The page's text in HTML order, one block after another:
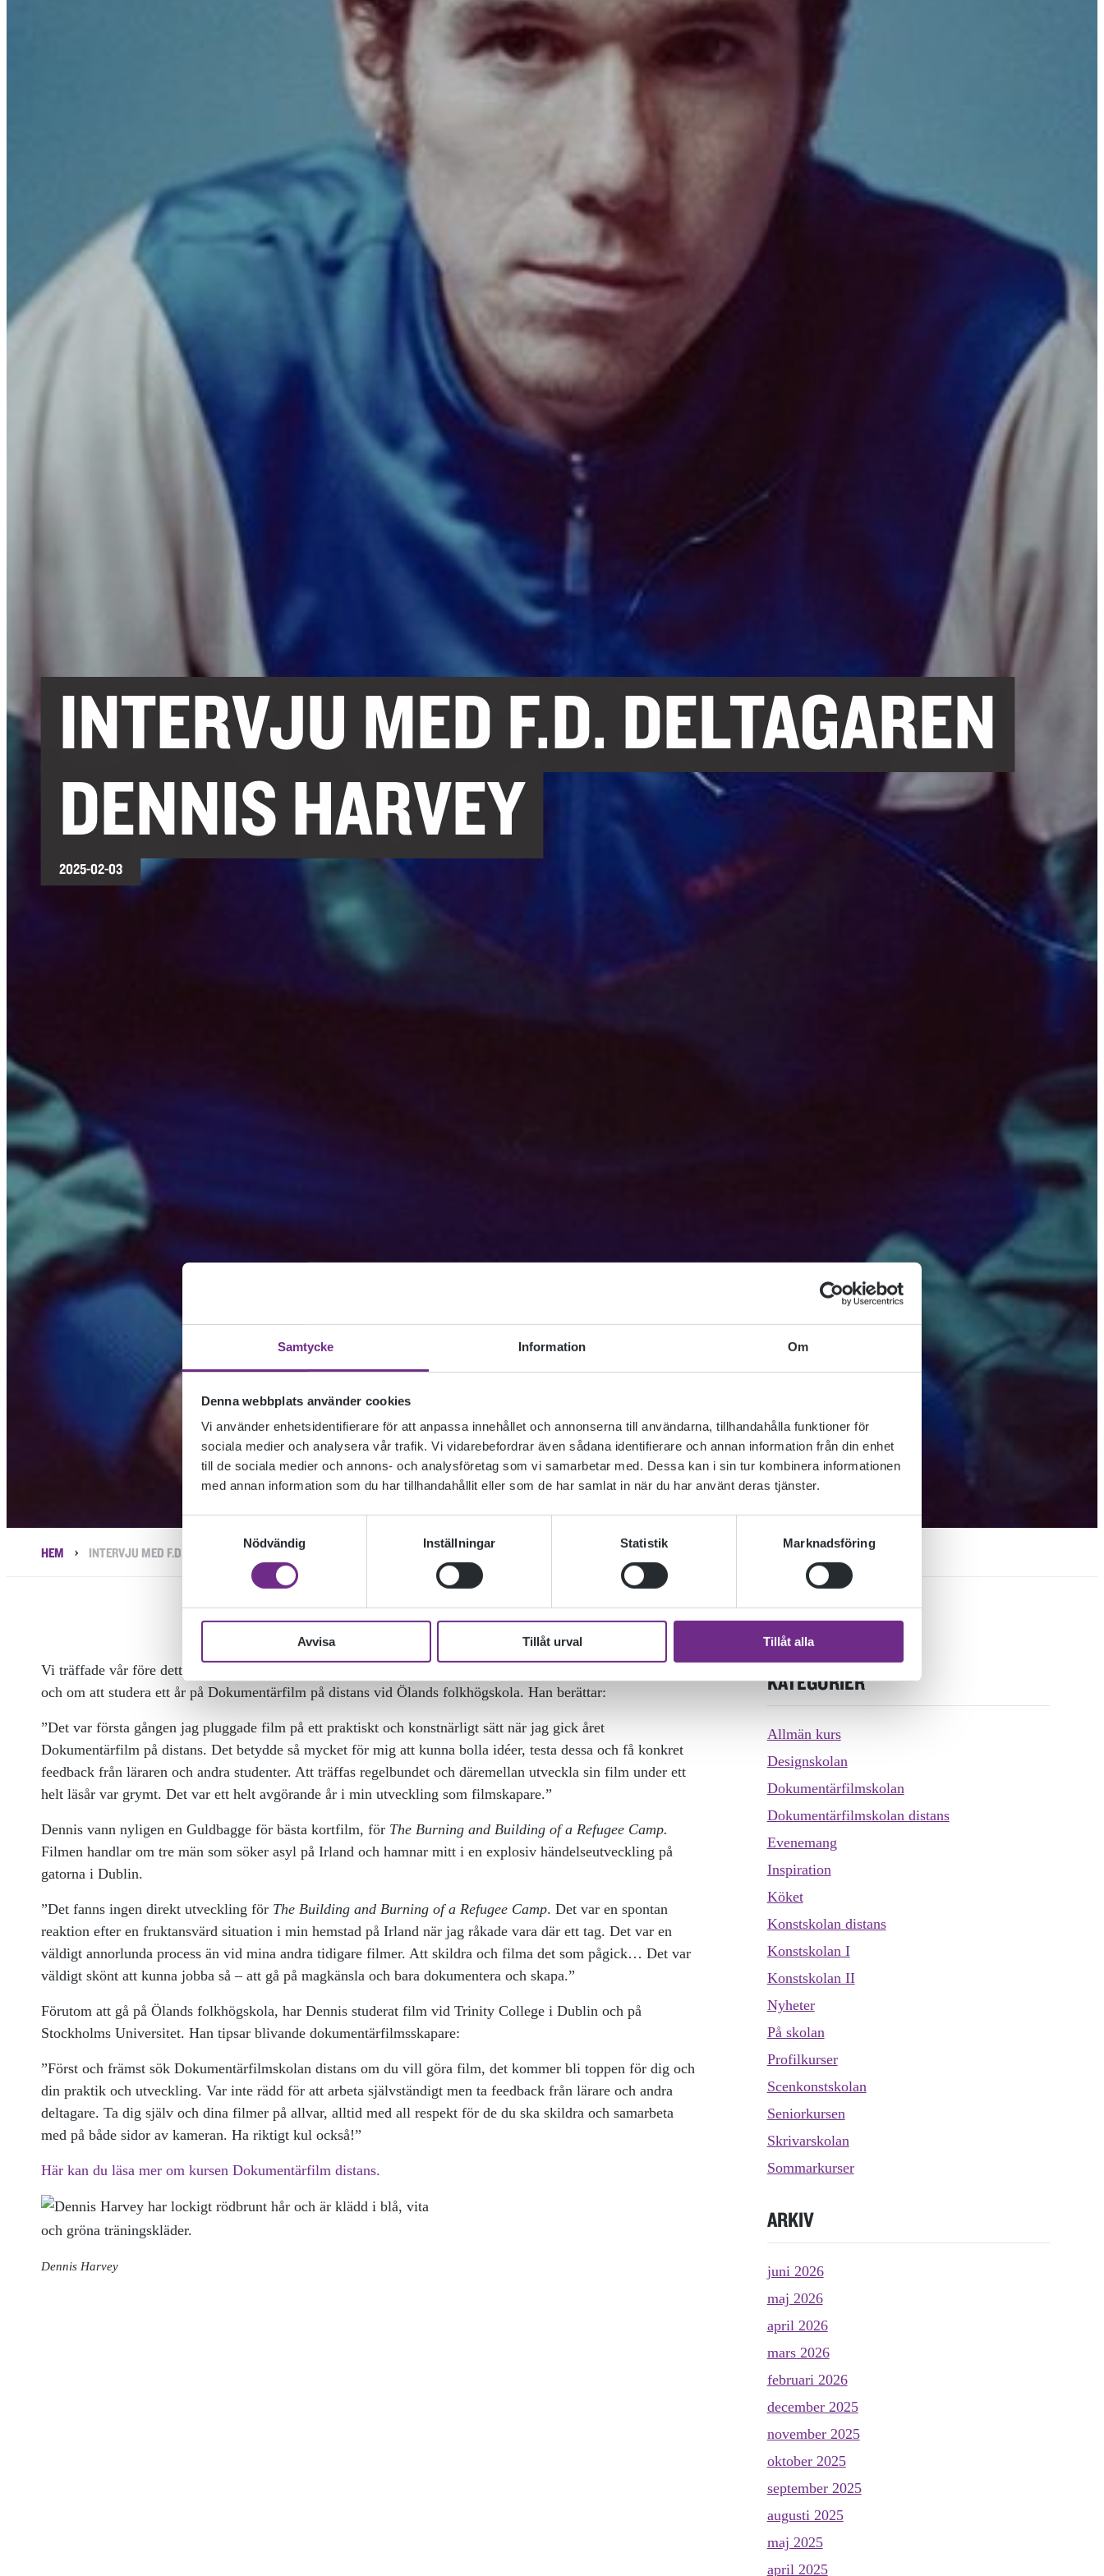
Samtycke Information Om
Denna webbplats använder cookies
Vi använder enhetsidentifierare för att anpassa innehållet och annonserna till användarna, tillhandahålla funktioner för
sociala medier och analysera vår trafik. Vi vidarebefordrar även sådana identifierare och annan information från din enhet
till de sociala medier och annons- och analysföretag som vi samarbetar med. Dessa kan i sin tur kombinera informationen
med annan information som du har tillhandahållit eller som de har samlat in när du har använt deras tjänster.
Nödvändig
Inställningar Statistik Marknadsföring
Avvisa Tillåt urval Tillåt alla
KULTUR, BILDNING, SKAPANDE – FÖR SENIORER
ODLING OCH HÅLLBARHET – FÖR SENIORER
NÄTVERK
RÄTTIGHETER OCH REGLER
INTERVJU MED F.D. DELTAGAREN
DENNIS HARVEY
2025-02-03
HEM › INTERVJU MED F.D. DELTAGAREN DENNIS HARVEY
Vi träffade vår före detta deltagare och Guldbaggevinnaren
och om att studera ett år på Dokumentärfilm på distans vid Ölands folkhögskola. Han berättar:
”Det var första gången jag pluggade film på ett praktiskt och konstnärligt sätt när jag gick året
Dokumentärfilm på distans. Det betydde så mycket för mig att kunna bolla idéer, testa dessa och få konkret
feedback från läraren och andra studenter. Att träffas regelbundet och däremellan utveckla sin film under ett
helt läsår var grymt. Det var ett helt avgörande år i min utveckling som filmskapare.”
Dennis vann nyligen en Guldbagge för bästa kortfilm, för The Burning and Building of a Refugee Camp.
Filmen handlar om tre män som söker asyl på Irland och hamnar mitt i en explosiv händelseutveckling på
gatorna i Dublin.
”Det fanns ingen direkt utveckling för The Building and Burning of a Refugee Camp. Det var en spontan
reaktion efter en fruktansvärd situation i min hemstad på Irland när jag råkade vara där ett tag. Det var en
väldigt annorlunda process än vid mina andra tidigare filmer. Att skildra och filma det som pågick… Det var
väldigt skönt att kunna jobba så – att gå på magkänsla och bara dokumentera och skapa.”
Förutom att gå på Ölands folkhögskola, har Dennis studerat film vid Trinity College i Dublin och på
Stockholms Universitet. Han tipsar blivande dokumentärfilmsskapare:
”Först och främst sök Dokumentärfilmskolan distans om du vill göra film, det kommer bli toppen för dig och
din praktik och utveckling. Var inte rädd för att arbeta självständigt men ta feedback från lärare och andra
deltagare. Ta dig själv och dina filmer på allvar, alltid med all respekt för de du ska skildra och samarbeta
med på både sidor av kameran. Ha riktigt kul också!”
Här kan du läsa mer om kursen Dokumentärfilm distans.
Dennis Harvey
KATEGORIER
Allmän kurs
Designskolan
Dokumentärfilmskolan
Dokumentärfilmskolan distans
Evenemang
Inspiration
Köket
Konstskolan distans
Konstskolan I
Konstskolan II
Nyheter
På skolan
Profilkurser
Scenkonstskolan
Seniorkursen
Skrivarskolan
Sommarkurser
ARKIV
juni 2026
maj 2026
april 2026
mars 2026
februari 2026
december 2025
november 2025
oktober 2025
september 2025
augusti 2025
maj 2025
april 2025